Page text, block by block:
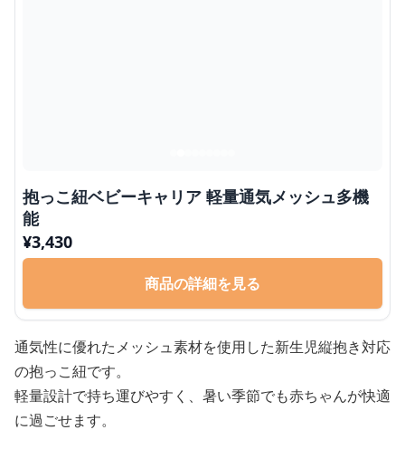
抱っこ紐ベビーキャリア 軽量通気メッシュ多機
能
¥3,430
商品の詳細を見る
通気性に優れたメッシュ素材を使用した新生児縦抱き対応
の抱っこ紐です。
軽量設計で持ち運びやすく、暑い季節でも赤ちゃんが快適
に過ごせます。